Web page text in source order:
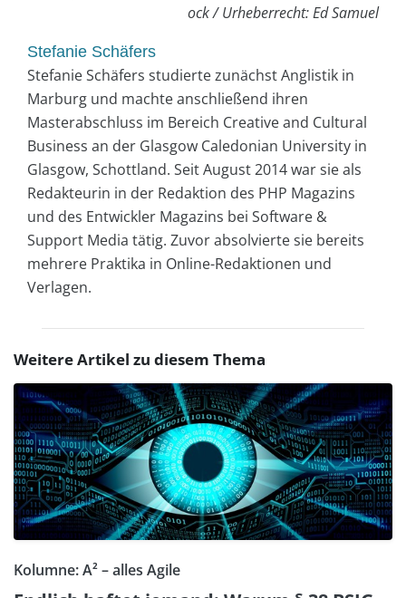
ock / Urheberrecht: Ed Samuel
Stefanie Schäfers
Stefanie Schäfers studierte zunächst Anglistik in
Marburg und machte anschließend ihren
Masterabschluss im Bereich Creative and Cultural
Business an der Glasgow Caledonian University in
Glasgow, Schottland. Seit August 2014 war sie als
Redakteurin in der Redaktion des PHP Magazins
und des Entwickler Magazins bei Software &
Support Media tätig. Zuvor absolvierte sie bereits
mehrere Praktika in Online-Redaktionen und
Verlagen.
Weitere Artikel zu diesem Thema
Kolumne: A² – alles Agile